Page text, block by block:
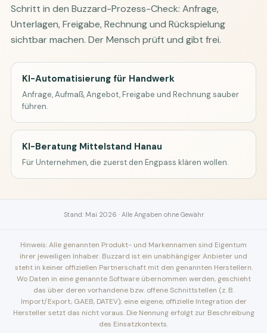
Schritt in den Buzzard-Prozess-Check: Anfrage,
Unterlagen, Freigabe, Rechnung und Rückspielung
sichtbar machen. Der Mensch prüft und gibt frei.
KI-Automatisierung für Handwerk
Anfrage, Aufmaß, Angebot, Freigabe und Rechnung sauber
führen.
KI-Beratung Mittelstand Hanau
Für Unternehmen, die zuerst den Engpass klären wollen.
Stand: Mai 2026 · Alle Angaben ohne Gewähr
Hinweis: Alle genannten Produkt- und Markennamen sind Eigentum
ihrer jeweiligen Inhaber. Buzzard ist ein unabhängiger Anbieter und
steht in keiner offiziellen Partnerschaft mit den genannten Herstellern.
Wo Daten in eine genannte Software übernommen werden, geschieht
das über deren vorhandene bzw. offene Schnittstellen (z. B.
Import/Export, GAEB, DATEV); eine eigene, offizielle Integration der
Hersteller setzt das nicht voraus. Die Nennung erfolgt zur Beschreibung
des Einsatzkontexts.